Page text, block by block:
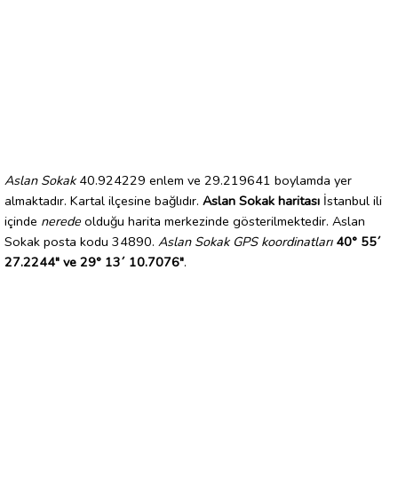
Aslan Sokak40.924229 enlem ve 29.219641 boylamda yer
almaktadır. Kartal ilçesine bağlıdır. Aslan Sokak haritası İstanbul ili
içinde nerede olduğu harita merkezinde gösterilmektedir. Aslan
Sokak posta kodu 34890. Aslan Sokak GPS koordinatları 40° 55´
27.2244" ve 29° 13´ 10.7076".